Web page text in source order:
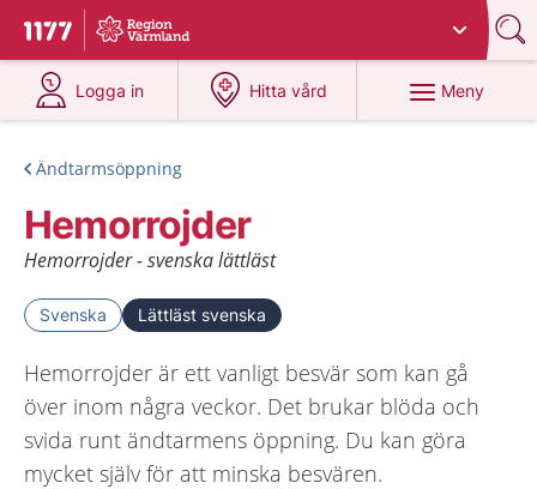
Till startsidan för 1177
Du har valt region
Logga in
på 1177.se
Hitta vård
på 1177.se
Meny
Ändtarmsöppning
Hemorrojder
Hemorrojder - svenska lättläst
Svenska Lättläst svenska
Hemorrojder är ett vanligt besvär som kan gå
över inom några veckor. Det brukar blöda och
svida runt ändtarmens öppning. Du kan göra
mycket själv för att minska besvären.